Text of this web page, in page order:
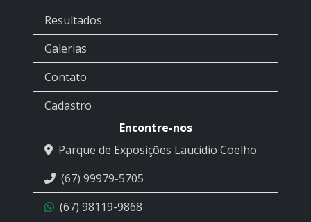
Resultados
Galerias
Contato
Cadastro
Encontre-nos
Parque de Exposições Laucidio Coelho
(67) 99979-5705
(67) 98119-9868